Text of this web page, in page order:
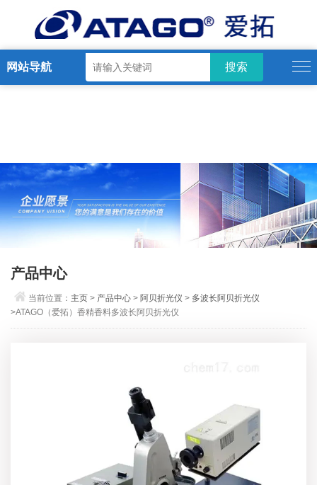
网站导航
产品中心
当前位置： 主页 > 产品中心 > 阿贝折光仪 > 多波长阿贝折光仪
>ATAGO（爱拓）香精香料多波长阿贝折光仪